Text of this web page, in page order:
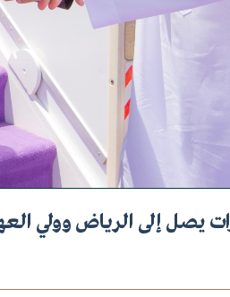
يصل إلى الرياض وولي